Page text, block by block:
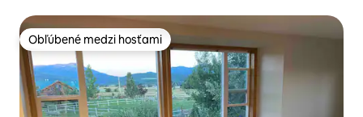
Obľúbené medzi hosťami
Obľúbené medzi hosťami